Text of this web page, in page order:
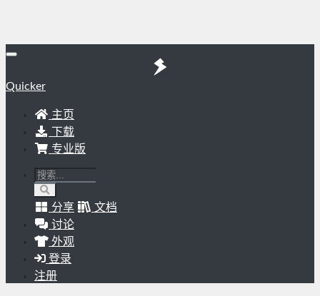
Quicker
主页
下载
专业版
分享
文档
讨论
外观
登录
注册